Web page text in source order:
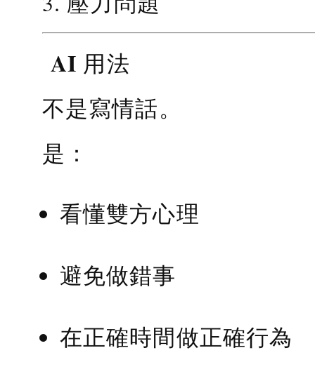
AI 用法
不是寫情話。
是：
看懂雙方心理
避免做錯事
在正確時間做正確行為